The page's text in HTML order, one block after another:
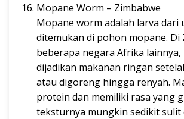
Mopane Worm – Zimbabwe
Mopane worm adalah larva dari
ditemukan di pohon mopane. Di
beberapa negara Afrika lainnya,
dijadikan makanan ringan
atau digoreng hingga renyah.
protein dan memiliki rasa yang
teksturnya mungkin sedikit sulit